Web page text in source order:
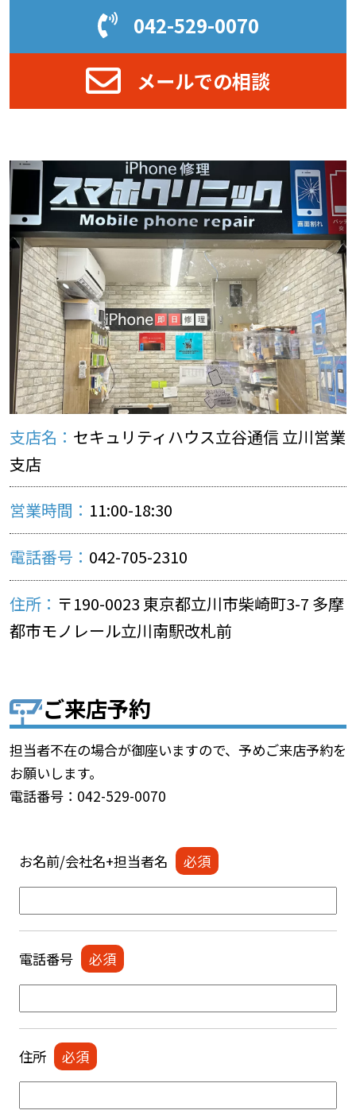
042-529-0070
メールでの相談
支店名： セキュリティハウス立谷通信 立川営業
支店
営業時間： 11:00-18:30
電話番号： 042-705-2310
住所： 〒190-0023 東京都立川市柴崎町3-7 多摩
都市モノレール立川南駅改札前
ご来店予約
担当者不在の場合が御座いますので、予めご来店予約を
お願いします。
電話番号：042-529-0070
お名前/会社名+担当者名
電話番号
住所